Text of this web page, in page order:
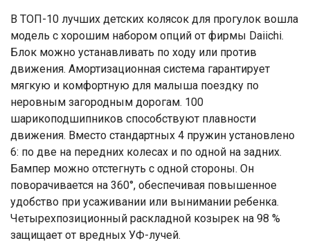
В ТОП-10 лучших детских колясок для прогулок вошла
модель с хорошим набором опций от фирмы Daiichi.
Блок можно устанавливать по ходу или против
движения. Амортизационная система гарантирует
мягкую и комфортную для малыша поездку по
неровным загородным дорогам. 100
шарикоподшипников способствуют плавности
движения. Вместо стандартных 4 пружин установлено
6: по две на передних колесах и по одной на задних.
Бампер можно отстегнуть с одной стороны. Он
поворачивается на 360°, обеспечивая повышенное
удобство при усаживании или вынимании ребенка.
Четырехпозиционный раскладной козырек на 98 %
защищает от вредных УФ-лучей.